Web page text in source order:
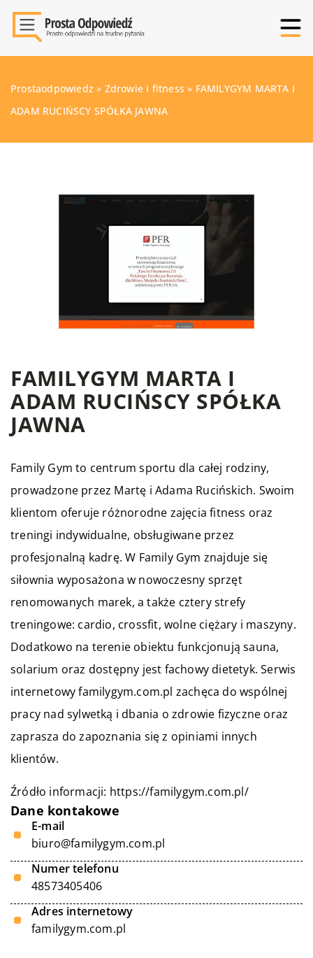
Prostaodpowiedz » Zdrowie i fitness » FAMILYGYM MARTA I
ADAM RUCIŃSCY SPÓŁKA JAWNA
FAMILYGYM MARTA I
ADAM RUCIŃSCY SPÓŁKA
JAWNA
Family Gym to centrum sportu dla całej rodziny,
prowadzone przez Martę i Adama Rucińskich. Swoim
klientom oferuje różnorodne zajęcia fitness oraz
treningi indywidualne, obsługiwane przez
profesjonalną kadrę. W Family Gym znajduje się
siłownia wyposażona w nowoczesny sprzęt
renomowanych marek, a także cztery strefy
treningowe: cardio, crossfit, wolne ciężary i maszyny.
Dodatkowo na terenie obiektu funkcjonują sauna,
solarium oraz dostępny jest fachowy dietetyk. Serwis
internetowy familygym.com.pl zachęca do wspólnej
pracy nad sylwetką i dbania o zdrowie fizyczne oraz
zaprasza do zapoznania się z opiniami innych
klientów.
Źródło informacji: https://familygym.com.pl/
Dane kontakowe
E-mail
biuro@familygym.com.pl
Numer telefonu
48573405406
Adres internetowy
familygym.com.pl